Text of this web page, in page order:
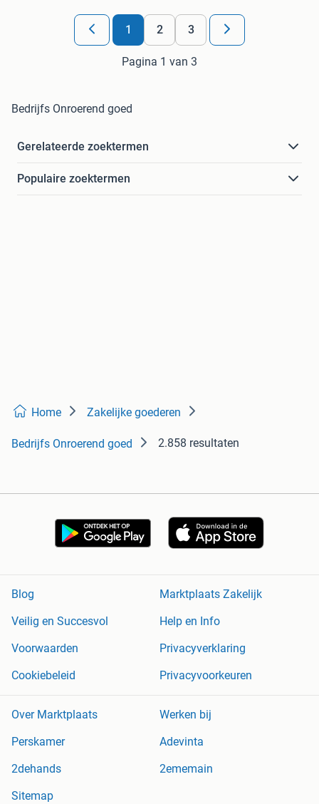
1 2 3
Pagina 1 van 3
Bedrijfs Onroerend goed
Gerelateerde zoektermen
Populaire zoektermen
Home Zakelijke goederen
Bedrijfs Onroerend goed 2.858 resultaten
Blog
Marktplaats Zakelijk
Veilig en Succesvol
Help en Info
Voorwaarden
Privacyverklaring
Cookiebeleid
Privacyvoorkeuren
Over Marktplaats
Werken bij
Perskamer
Adevinta
2dehands
2ememain
Sitemap